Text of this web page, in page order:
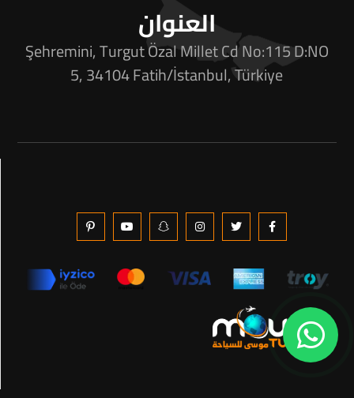
العنوان
Şehremini, Turgut Özal Millet Cd No:115 D:NO
5, 34104 Fatih/İstanbul, Türkiye